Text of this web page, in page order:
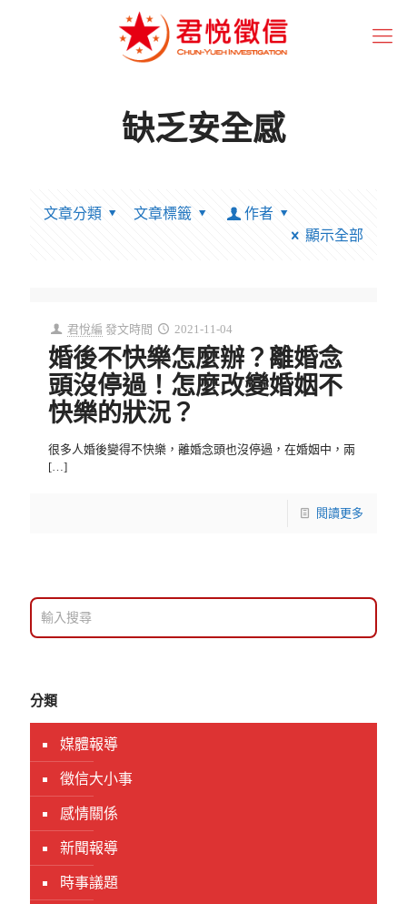
缺乏安全感
文章分類 文章標籤
作者
顯示全部
君悅編 發文時間 2021-11-04
婚後不快樂怎麼辦？離婚念
頭沒停過！怎麼改變婚姻不
快樂的狀況？
很多人婚後變得不快樂，離婚念頭也沒停過，在婚姻中，兩
[…]
閱讀更多
分類
媒體報導
徵信大小事
感情關係
新聞報導
時事議題